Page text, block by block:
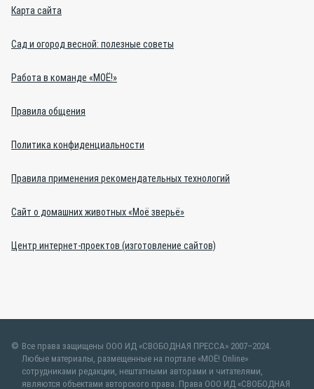
Карта сайта
Сад и огород весной: полезные советы
Работа в команде «МОЁ!»
Правила общения
Политика конфиденциальности
Правила применения рекомендательных технологий
Сайт о домашних животных «Моё зверьё»
Центр интернет-проектов (изготовление сайтов)
Все права защищены ООО ИД «СВОБОДНАЯ ПРЕССА» 2007–2024.
Любые материалы, размещенные на портале «МОЁ! Online»
сотрудниками редакции, нештатными авторами и читателями,
являются объектами авторского права. Права ООО ИД «СВОБОДНАЯ